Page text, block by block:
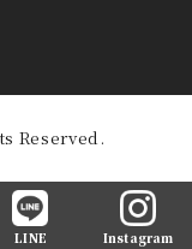
Reserved.
LINE Instagram